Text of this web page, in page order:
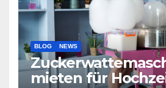
BLOG NEWS
mieten für